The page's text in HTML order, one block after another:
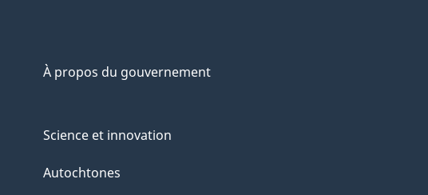
À propos du gouvernement
Science et innovation
Autochtones